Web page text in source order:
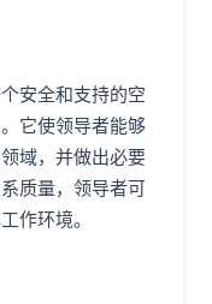
安全和支持的空
它使领导者能够
域，并做出必要
质量，领导者可
作环境。